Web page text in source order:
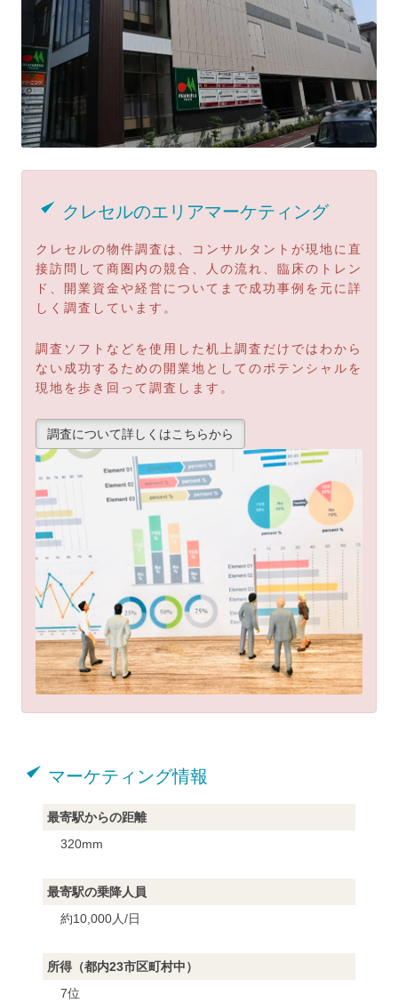
クレセルのエリアマーケティング
クレセルの物件調査は、コンサルタントが現地に直
接訪問して商圏内の競合、人の流れ、臨床のトレン
ド、開業資金や経営についてまで成功事例を元に詳
しく調査しています。
調査ソフトなどを使用した机上調査だけではわから
ない成功するための開業地としてのポテンシャルを
現地を歩き回って調査します。
調査について詳しくはこちらから
マーケティング情報
最寄駅からの距離
320mm
最寄駅の乗降人員
約10,000人/日
所得（都内23市区町村中）
7位